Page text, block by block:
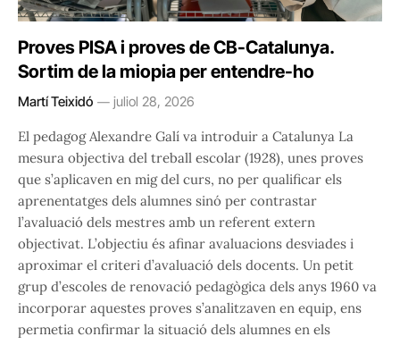
Proves PISA i proves de CB-Catalunya.
Sortim de la miopia per entendre-ho
Martí Teixidó juliol 28, 2026
El pedagog Alexandre Galí va introduir a Catalunya La
mesura objectiva del treball escolar (1928), unes proves
que s’aplicaven en mig del curs, no per qualificar els
aprenentatges dels alumnes sinó per contrastar
l’avaluació dels mestres amb un referent extern
objectivat. L’objectiu és afinar avaluacions desviades i
aproximar el criteri d’avaluació dels docents. Un petit
grup d’escoles de renovació pedagògica dels anys 1960 va
incorporar aquestes proves s’analitzaven en equip, ens
permetia confirmar la situació dels alumnes en els